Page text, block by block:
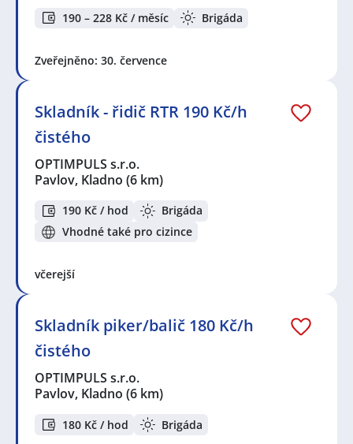
190 – 228 Kč / měsíc Brigáda
Zveřejněno: 30. července
Skladník - řidič RTR 190 Kč/h
čistého
OPTIMPULS s.r.o.
Pavlov, Kladno (6 km)
190 Kč / hod
Brigáda
Vhodné také pro cizince
včerejší
Skladník piker/balič 180 Kč/h
čistého
OPTIMPULS s.r.o.
Pavlov, Kladno (6 km)
180 Kč / hod Brigáda